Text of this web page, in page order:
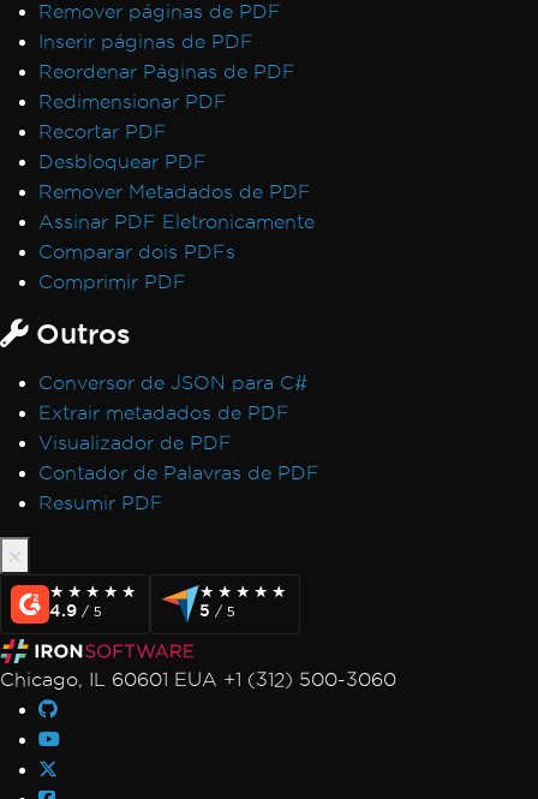
Remover páginas de PDF
Inserir páginas de PDF
Reordenar Páginas de PDF
Redimensionar PDF
Recortar PDF
Desbloquear PDF
Remover Metadados de PDF
Assinar PDF Eletronicamente
Comparar dois PDFs
Comprimir PDF
Outros
Conversor de JSON para C#
Extrair metadados de PDF
Visualizador de PDF
Contador de Palavras de PDF
Resumir PDF
★★★★★
★★★★★
4.9 / 5
★★★★★
★★★★★
5 / 5
Chicago, IL 60601 EUA +1 (312) 500-3060